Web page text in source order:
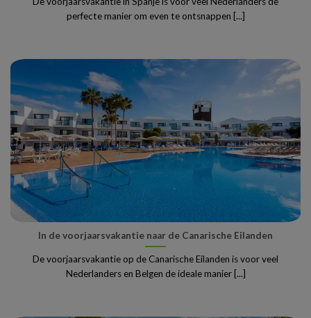
perfecte manier om even te ontsnappen [...]
In de voorjaarsvakantie naar de Canarische Eilanden
De voorjaarsvakantie op de Canarische Eilanden is voor veel
Nederlanders en Belgen de ideale manier [...]